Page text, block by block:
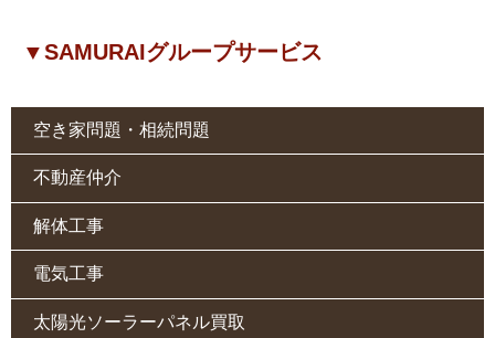
▼SAMURAIグループサービス
空き家問題・相続問題
不動産仲介
解体工事
電気工事
太陽光ソーラーパネル買取